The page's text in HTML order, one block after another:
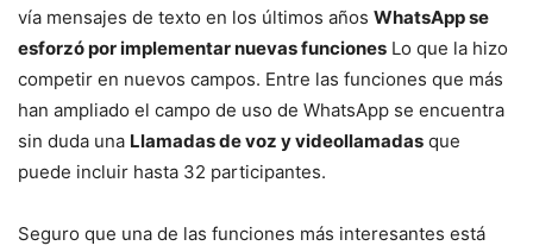
vía mensajes de texto en los últimos años WhatsApp se
esforzó por implementar nuevas funciones Lo que la hizo
competir en nuevos campos. Entre las funciones que más
han ampliado el campo de uso de WhatsApp se encuentra
sin duda una Llamadas de voz y videollamadas que
puede incluir hasta 32 participantes.
Seguro que una de las funciones más interesantes está